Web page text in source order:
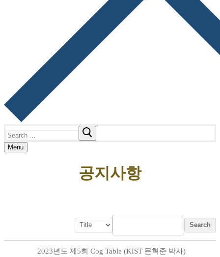
for:
Menu
공지사항
Search
2023년도 제5회 Cog Table (KIST 문혁준 박사)